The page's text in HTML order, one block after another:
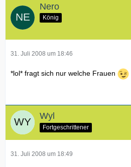
Nero
König
31. Juli 2008 um 18:46
*lol* fragt sich nur welche Frauen
Wyl
Fortgeschrittener
31. Juli 2008 um 18:49